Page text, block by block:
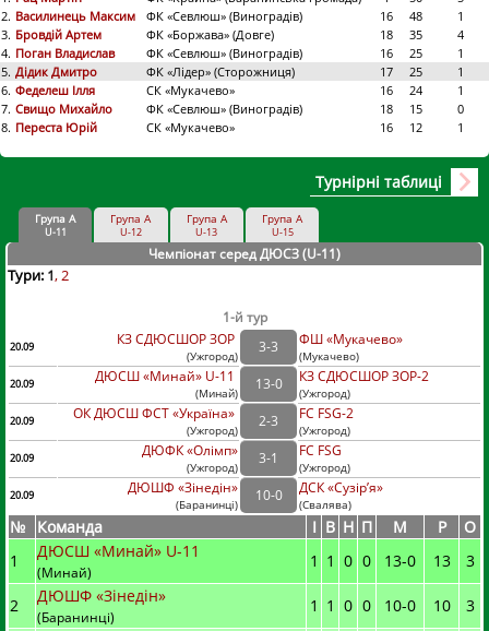
2. Василинець Максим ФК «Севлюш» (Виноградів) 16 48
1
3. Бровдій Артем ФК «Боржава» (Довге) 18 35
4
4. Поган Владислав ФК «Севлюш» (Виноградів) 16 25
1
5. Дідик Дмитро ФК «Лідер» (Сторожниця) 17 25
1
6. Феделеш Ілля СК «Мукачево» 16 24
1
7. Свищо Михайло ФК «Севлюш» (Виноградів) 18 15
0
8. Переста Юрій СК «Мукачево» 16 12 1
Турнірні таблиці
Група А
U-11
Група А
U-12
Група А
U-13
Група А
U-15
Чемпіонат серед ДЮСЗ (U-11)
Тури: 1 2
1-й тур
20.09 КЗ СДЮСШОР ЗОР
(Ужгород)
3-3 ФШ «Мукачево»
(Мукачево)
20.09
ДЮСШ «Минай» U-11
(Минай)
13-0 КЗ СДЮСШОР ЗОР-2
(Ужгород)
20.09
ОК ДЮСШ ФСТ «Україна»
(Ужгород)
2-3 FC FSG-2
(Ужгород)
20.09
ДЮФК «Олімп»
(Ужгород)
3-1 FC FSG
(Ужгород)
20.09
ДЮШФ «Зінедін»
(Баранинці)
10-0 ДСК «Сузір’я»
(Свалява)
№ Команда I В Н П М Р
О
1
ДЮСШ «Минай» U-11
(Минай)
1 1 0 0 13-0 13 3
2 ДЮШФ «Зінедін»
(Баранинці)
1 1 0 0 10-0 10
3